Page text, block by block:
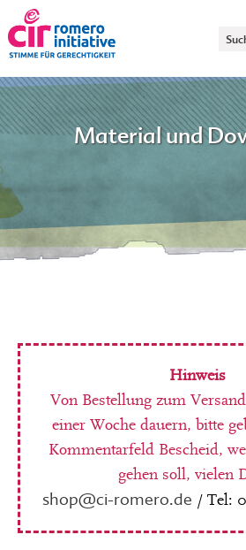
Material und
Hinweis
Von Bestellung zum
einer Woche dauern, bitte
Kommentarfeld Bescheid,
gehen soll, vielen
shop@ci-romero.de / Tel: